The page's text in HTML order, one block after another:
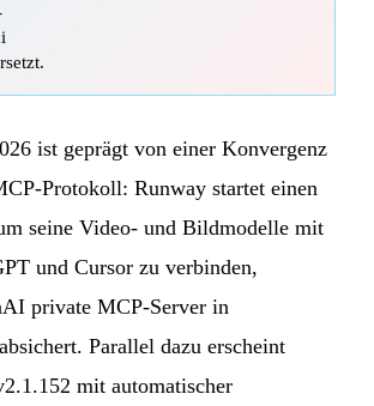
ist geprägt von einer Konvergenz
Protokoll: Runway startet einen
seine Video- und Bildmodelle mit
und Cursor zu verbinden,
private MCP-Server in
Parallel dazu erscheint
mit automatischer